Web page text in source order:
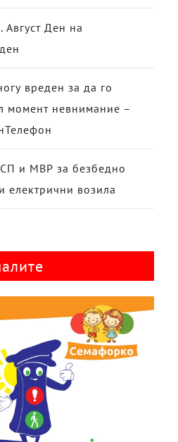
Ден на
вреден за да го
момент невнимание –
и МВР за безбедно
електрични возила